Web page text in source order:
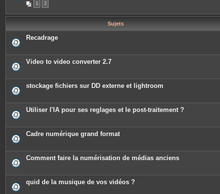
n
1 2
Sujets
Recadrage
Video to video converter 2.7
stockage fichiers sur DD externe et lightroom
Utiliser l'IA pour ses reglages et le post-traitement ?
Cadre numérique grand format
Comment faire la numérisation de médias anciens
quid de la musique de vos vidéos ?